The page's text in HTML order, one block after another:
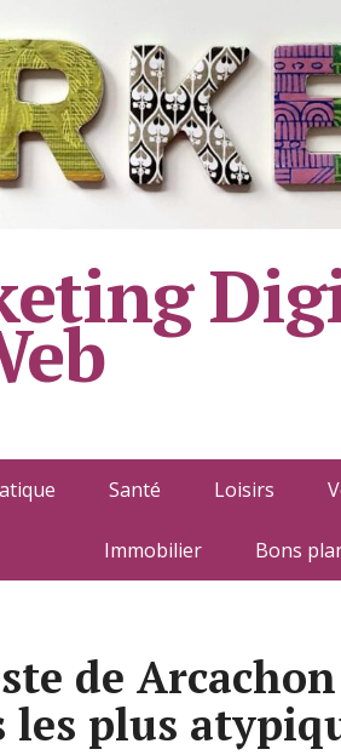
Santé Loisirs
Immobilier Bons
de
plus